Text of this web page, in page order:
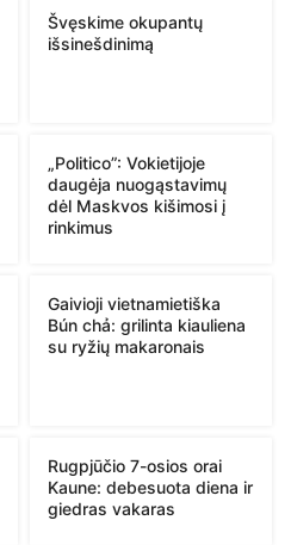
Švęskime okupantų
išsinešdinimą
„Politico”: Vokietijoje
daugėja nuogąstavimų
dėl Maskvos kišimosi į
rinkimus
Gaivioji vietnamietiška
Bún chả: grilinta kiauliena
su ryžių makaronais
Rugpjūčio 7-osios orai
Kaune: debesuota diena ir
giedras vakaras